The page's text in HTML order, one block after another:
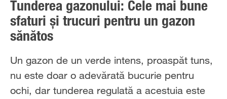
Tunderea gazonului: Cele mai bune
sfaturi și trucuri pentru un gazon
sănătos
Un gazon de un verde intens, proaspăt tuns,
nu este doar o adevărată bucurie pentru
ochi, dar tunderea regulată a acestuia este